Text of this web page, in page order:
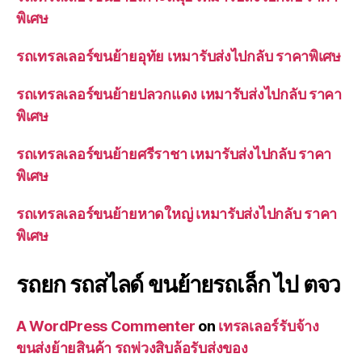
พิเศษ
รถเทรลเลอร์ขนย้ายอุทัย เหมารับส่งไปกลับ ราคาพิเศษ
รถเทรลเลอร์ขนย้ายปลวกแดง เหมารับส่งไปกลับ ราคา
พิเศษ
รถเทรลเลอร์ขนย้ายศรีราชา เหมารับส่งไปกลับ ราคา
พิเศษ
รถเทรลเลอร์ขนย้ายหาดใหญ่ เหมารับส่งไปกลับ ราคา
พิเศษ
รถยก รถสไลด์ ขนย้ายรถเล็ก ไป ตจว
A WordPress Commenter on เทรลเลอร์รับจ้าง
ขนส่งย้ายสินค้า รถพ่วงสิบล้อรับส่งของ